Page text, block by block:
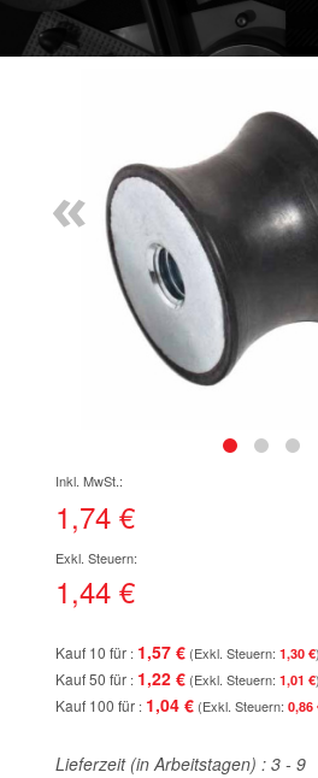
Bildgalerie
springen
«
der
Bildgalerie
1,74 €
1,44 €
Kauf 10 für 1,57 € 1,30 €
Kauf 50 für 1,22 € 1,01 €
Kauf 100 für 1,04 € 0,86
Lieferzeit (in Arbeitstagen) : 3 - 9